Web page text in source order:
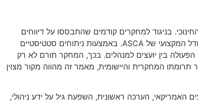
בניגוד למחקרים קודמים שהתבססו על דיווחים
סובייקטיביים, המחקר מציע מדידה אובייקטיבית ומבוססת כלי חדשני, המאפשר להעריך את רמת הידע של מנהלים באשר לתפקידי הייעוץ והמודל המקצועי של ASCA. באמצעות ניתוחים סטטיסטיים
בין יועצים למנהלים. בכך, המחקר תורם לא רק
תרומתו המחקרית והיישומית, מאמר זה מהווה מקור מצוין
האמריקאי, הערכה ראשונית, השפעת גיל על ידע ניהולי,